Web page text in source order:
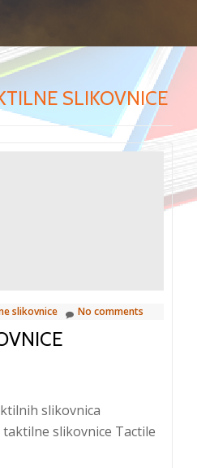
SLIKOVNICE
slikovnice No comments
slikovnica
slikovnice Tactile